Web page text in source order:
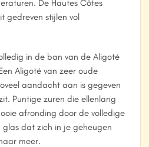
De Hautes Côtes
gedreven stijlen vol
in de ban van de Aligoté
Aligoté van zeer oude
aandacht aan is gegeven
Puntige zuren die ellenlang
afronding door de volledige
glas dat zich in je geheugen
meer.